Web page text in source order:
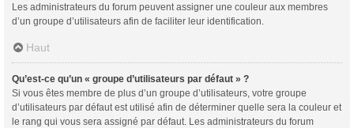
Les administrateurs du forum peuvent assigner une couleur aux membres
d’un groupe d’utilisateurs afin de faciliter leur identification.
Haut
Qu’est-ce qu’un « groupe d’utilisateurs par défaut » ?
Si vous êtes membre de plus d’un groupe d’utilisateurs, votre groupe
d’utilisateurs par défaut est utilisé afin de déterminer quelle sera la couleur et
le rang qui vous sera assigné par défaut. Les administrateurs du forum